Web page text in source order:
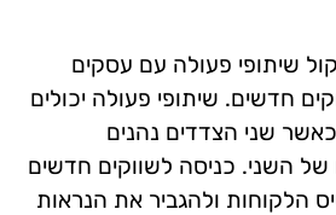
שיתופי פעולה עם עסקים
חדשים. שיתופי פעולה יכולים
שני הצדדים נהנים
השני. כניסה לשווקים חדשים
הלקוחות ולהגביר את הנראות